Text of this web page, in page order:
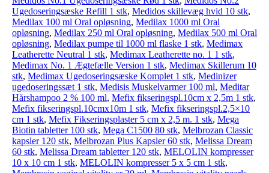
Ugedoseringsæske Refill 1 stk, Medidos skillevæg hvid 10 stk,
Medilax 100 ml Oral opløsning, Medilax 1000 ml Oral
opløsning, Medilax 250 ml Oral opløsning, Medilax 500 ml Oral
opløsning, Medilax pumpe til 1000 ml flaske 1 stk, Medimax
Leatherette Neutral 1 stk, Medimax Leatherette no. 1 1 stk,
Medimax No. 1 Ægtefælle Version 1 stk, Medimax Skillerum 10
stk, Medimax Ugedoseringsæske Komplet 1 stk, Medinizer
ugedoseringssæt 1 stk, Medisis Muskelvarmer 100 ml, Meditar
Hårshampoo 2 % 100 ml, Mefix fikseringspl.10cm x 2,5m 1 stk,
Mefix fikseringspl.10cmx10m 1 stk, Mefix fikseringspl.2,5×10
cm 1 stk, Mefix Fikseringsplaster 5 cm x 2,5 m. 1 stk, Mega
Biotin tabletter 100 stk, Mega C1500 80 stk, Melbrozan Classic
kapsler 120 stk, Melbrozan Plus Kapsler 60 stk, Melissa Dream
60 stk, Melissa Dream tabletter 120 stk, MELOLIN kompresser
10 x 10 cm 1 stk, MELOLIN kompresser 5 x 5 cm 1 stk,